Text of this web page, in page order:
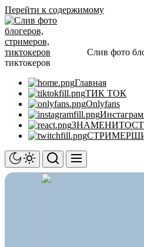
Перейти к содержимому
Слив фото
тиктокеров
Главная
ТИК ТОК
Onlyfans